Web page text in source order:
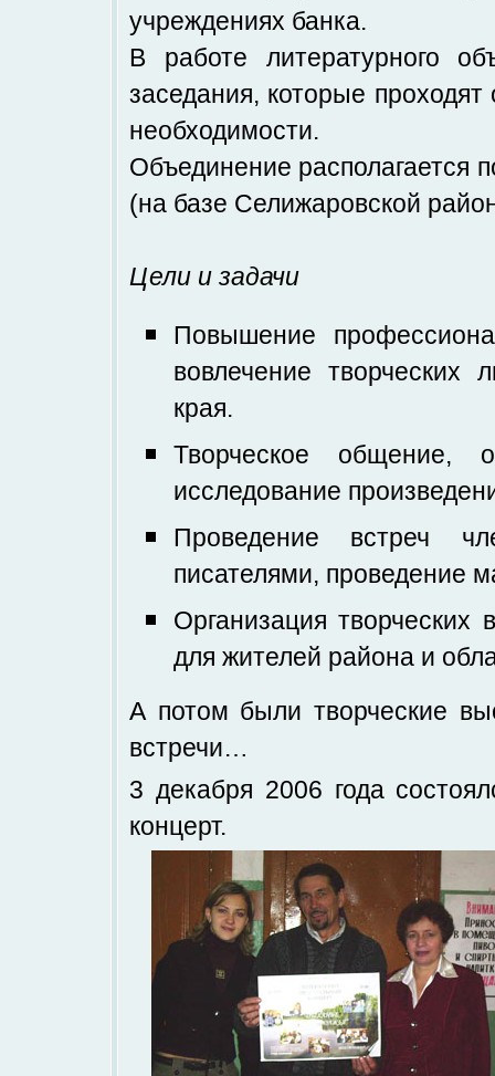
учреждениях банка.
В работе литературного
заседания, которые
необходимости.
Объединение располагается
(на базе Селижаровской
Цели и задачи
Повышение
вовлечение творческих
края.
Творческое общение,
исследование
Проведение встреч
писателями, проведение
Организация творческих
для жителей района и
А потом были творческие
встречи…
3 декабря 2006 года
концерт.